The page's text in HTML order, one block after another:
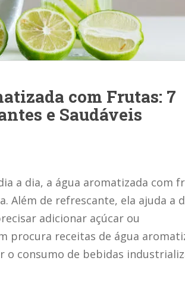
com Frutas: 7
e Saudáveis
a dia, a água aromatizada com
Além de refrescante, ela ajuda a
adicionar açúcar ou
procura receitas de água
consumo de bebidas